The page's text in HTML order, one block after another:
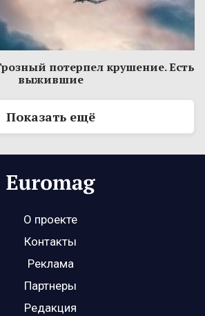
потерпел крушение. Есть
выжившие
Показать ещё
О проекте
Контакты
Реклама
Партнеры
Редакция